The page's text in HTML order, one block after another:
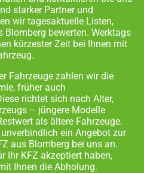
starker Partner und
wir tagesaktuelle Listen,
Blomberg bewerten. Werktags
kürzester Zeit bei Ihnen mit
Fahrzeuge zahlen wir die
früher auch
richtet sich nach Alter,
– jüngere Modelle
als ältere Fahrzeuge.
ein Angebot zur
aus Blomberg bei uns an.
Ihr KFZ akzeptiert haben,
Ihnen die Abholung.